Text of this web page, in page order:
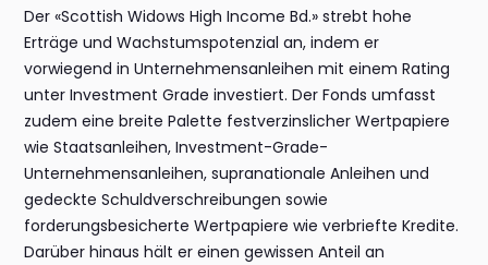
Der «Scottish Widows High Income Bd.» strebt hohe
Erträge und Wachstumspotenzial an, indem er
vorwiegend in Unternehmensanleihen mit einem Rating
unter Investment Grade investiert. Der Fonds umfasst
zudem eine breite Palette festverzinslicher Wertpapiere
wie Staatsanleihen, Investment-Grade-
Unternehmensanleihen, supranationale Anleihen und
gedeckte Schuldverschreibungen sowie
forderungsbesicherte Wertpapiere wie verbriefte Kredite.
Darüber hinaus hält er einen gewissen Anteil an